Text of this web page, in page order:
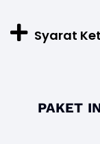
Syarat
PAKET